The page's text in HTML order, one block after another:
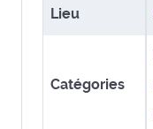
Lieu
Catégories